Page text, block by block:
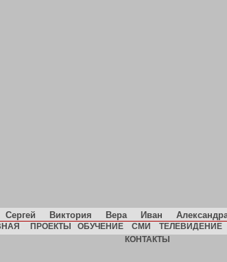
Сергей Виктория Вера Иван
ПРОЕКТЫ ОБУЧЕНИЕ СМИ ТЕЛЕВИДЕНИЕ
КОНТАКТЫ